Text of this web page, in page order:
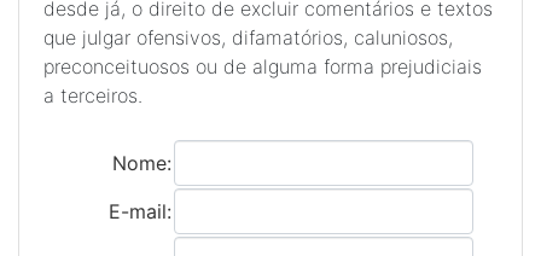
desde já, o direito de excluir comentários e textos
que julgar ofensivos, difamatórios, caluniosos,
preconceituosos ou de alguma forma prejudiciais
a terceiros.
Nome:
E-mail: